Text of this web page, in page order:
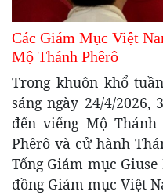
Các Giám Mục Việt
Mộ Thánh Phêrô
Trong khuôn khổ
sáng ngày 24/4/
đến viếng Mộ
Phêrô và cử hành
Tổng Giám mục
đồng Giám mục Việt